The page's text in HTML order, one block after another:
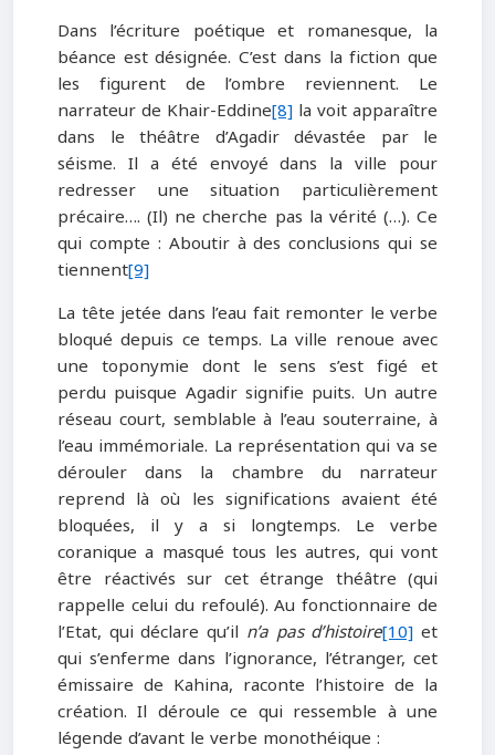
Dans l’écriture poétique et romanesque, la
béance est désignée. C’est dans la fiction que
les figurent de l’ombre reviennent. Le
narrateur de Khair-Eddine[8] la voit apparaître
dans le théâtre d’Agadir dévastée par le
séisme. Il a été envoyé dans la ville pour
redresser une situation particulièrement
précaire…. (Il) ne cherche pas la vérité (…). Ce
qui compte : Aboutir à des conclusions qui se
tiennent[9]
La tête jetée dans l’eau fait remonter le verbe
bloqué depuis ce temps. La ville renoue avec
une toponymie dont le sens s’est figé et
perdu puisque Agadir signifie puits. Un autre
réseau court, semblable à l’eau souterraine, à
l’eau immémoriale. La représentation qui va se
dérouler dans la chambre du narrateur
reprend là où les significations avaient été
bloquées, il y a si longtemps. Le verbe
coranique a masqué tous les autres, qui vont
être réactivés sur cet étrange théâtre (qui
rappelle celui du refoulé). Au fonctionnaire de
l’Etat, qui déclare qu’il n’a pas d’histoire[10] et
qui s’enferme dans l’ignorance, l’étranger, cet
émissaire de Kahina, raconte l’histoire de la
création. Il déroule ce qui ressemble à une
légende d’avant le verbe monothéique :